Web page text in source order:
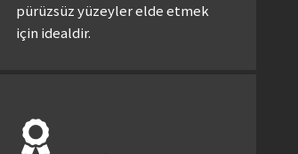
pürüzsüz yüzeyler elde etmek
için idealdir.